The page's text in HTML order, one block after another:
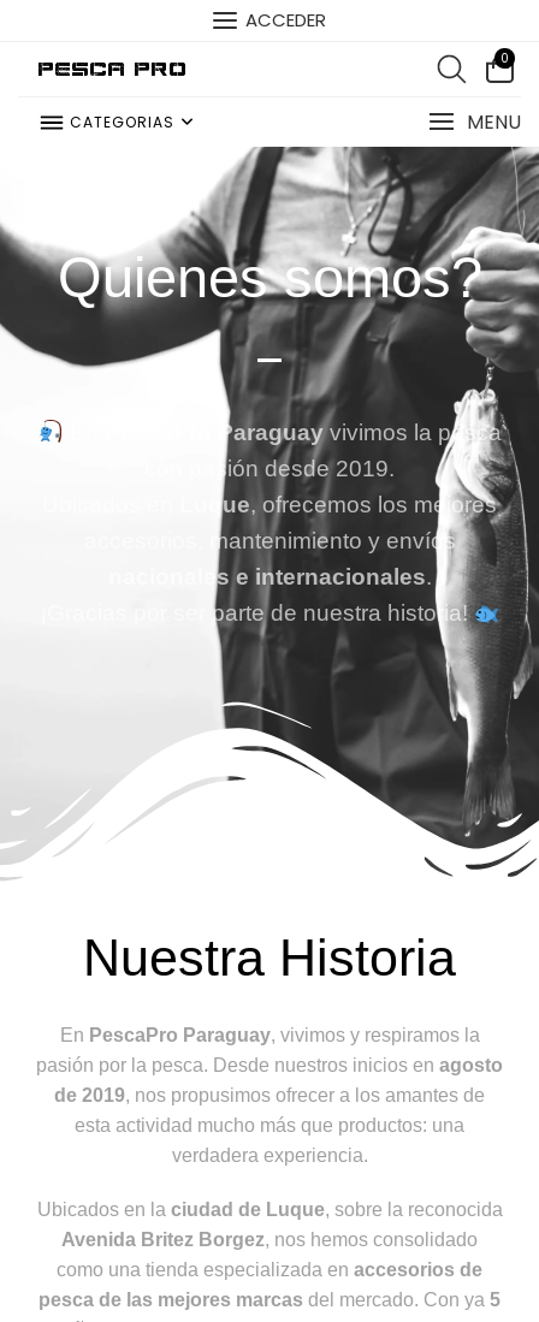
ACCEDER
Pesca Pro 0
CATEGORIAS MENU
Quienes somos?
PescaPro Paraguayvivimos la pesca
con pasión desde 2019.
Luque, ofrecemos los mejores
accesorios, mantenimiento y envíos
nacionales e internacionales.
¡Gracias por ser parte de nuestra historia!
Nuestra Historia
En PescaPro Paraguay, vivimos y respiramos la
pasión por la pesca. Desde nuestros inicios en agosto
de 2019, nos propusimos ofrecer a los amantes de
esta actividad mucho más que productos: una
verdadera experiencia.
Ubicados en la ciudad de Luque, sobre la reconocida
Avenida Britez Borgez, nos hemos consolidado
como una tienda especializada en accesorios de
pesca de las mejores marcas del mercado. Con ya 5